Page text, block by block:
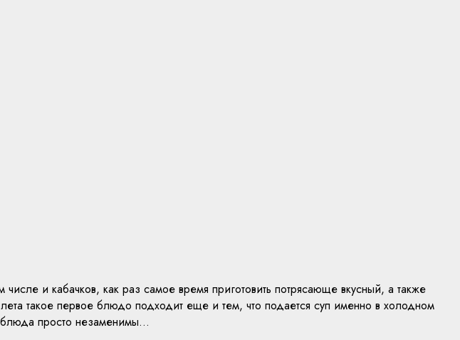
и кабачков, как раз самое время приготовить потрясающе вкусный, а также
такое первое блюдо подходит еще и тем, что подается суп именно в холодном
блюда просто незаменимы…